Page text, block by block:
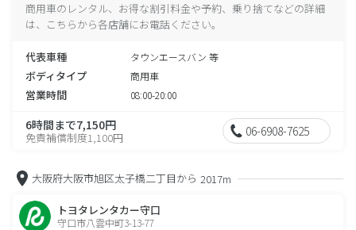
商用車のレンタル、お得な割引料金や予約、乗り捨てなどの詳細
は、こちらから各店舗にお電話ください。
代表車種 タウンエースバン 等
ボディタイプ 商用車
営業時間 08:00-20:00
6時間まで7,150円
免責補償制度1,100円 06-6908-7625
大阪府大阪市旭区太子橋二丁目から 2017m
トヨタレンタカー守口
守口市八雲中町3-13-77